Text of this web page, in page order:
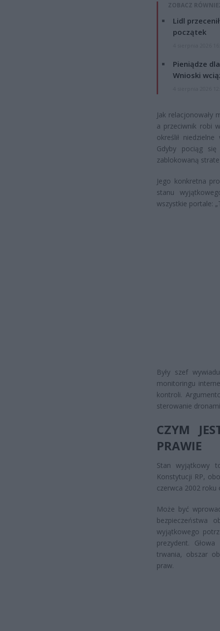
ZOBACZ
Lidl
początek
Pieniądze
Wnioski
Jak relacjonowały
a przeciwnik robi
określił
Gdyby pociąg
zablokowaną
Jego konkretna
stanu
wszystkie portale:
Były szef
monitoringu
kontroli.
sterowanie
CZYM
PRAWIE
Stan wyjątkowy
Konstytucji RP,
czerwca 2002
Może być
bezpieczeństwa
wyjątkowego
prezydent.
trwania, obszar
praw.